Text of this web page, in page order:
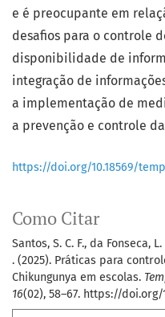
Como Citar
Santos, S. C. F., da Fonseca,
. (2025). Práticas para
Chikungunya em escolas.
16(02), 58–67. https://doi.org/
e é preocupante em
desafios para o controle
disponibilidade de
integração de
a implementação de
a prevenção e controle
https://doi.org/10.18569/